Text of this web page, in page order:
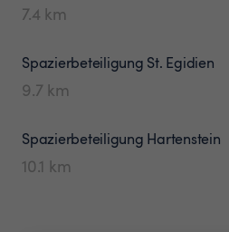
7.4 km
Spazierbeteiligung St. Egidien
9.7 km
Spazierbeteiligung Hartenstein
10.1 km